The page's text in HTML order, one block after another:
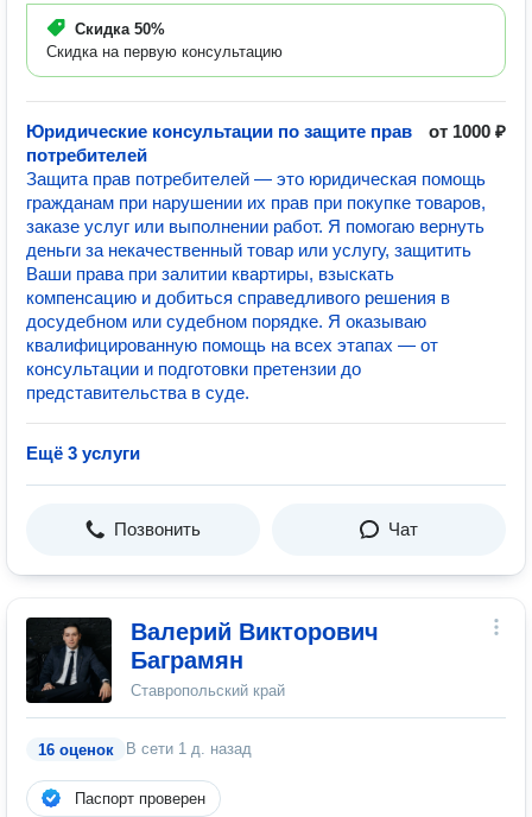
Скидка 50%
Скидка на первую консультацию
Юридические консультации по защите прав
потребителей
от 1000 ₽
Защита прав потребителей — это юридическая помощь
гражданам при нарушении их прав при покупке товаров,
заказе услуг или выполнении работ. Я помогаю вернуть
деньги за некачественный товар или услугу, защитить
Ваши права при залитии квартиры, взыскать
компенсацию и добиться справедливого решения в
досудебном или судебном порядке. Я оказываю
квалифицированную помощь на всех этапах — от
консультации и подготовки претензии до
представительства в суде.
Ещё 3 услуги
Позвонить Чат
Валерий Викторович
Баграмян
Ставропольский край
16 оценок В сети 1 д. назад
Паспорт проверен